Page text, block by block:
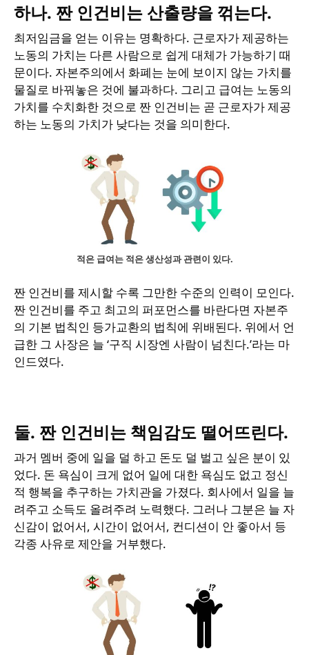
하나. 짠 인건비는 산출량을 꺾는다.
최저임금을 얻는 이유는 명확하다. 근로자가 제공하는
노동의 가치는 다른 사람으로 쉽게 대체가 가능하기 때
문이다. 자본주의에서 화폐는 눈에 보이지 않는 가치를
물질로 바꿔놓은 것에 불과하다. 그리고 급여는 노동의
가치를 수치화한 것으로 짠 인건비는 곧 근로자가 제공
하는 노동의 가치가 낮다는 것을 의미한다.
적은 급여는 적은 생산성과 관련이 있다.
짠 인건비를 제시할 수록 그만한 수준의 인력이 모인다.
짠 인건비를 주고 최고의 퍼포먼스를 바란다면 자본주
의 기본 법칙인 등가교환의 법칙에 위배된다. 위에서 언
급한 그 사장은 늘 ‘구직 시장엔 사람이 넘친다.’라는 마
인드였다.
둘. 짠 인건비는 책임감도 떨어뜨린다.
과거 멤버 중에 일을 덜 하고 돈도 덜 벌고 싶은 분이 있
었다. 돈 욕심이 크게 없어 일에 대한 욕심도 없고 정신
적 행복을 추구하는 가치관을 가졌다. 회사에서 일을 늘
려주고 소득도 올려주려 노력했다. 그러나 그분은 늘 자
신감이 없어서, 시간이 없어서, 컨디션이 안 좋아서 등
각종 사유로 제안을 거부했다.